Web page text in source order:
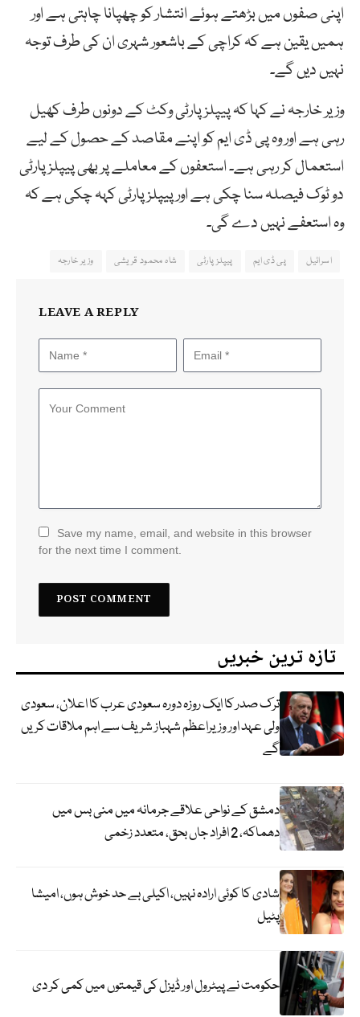
اپنی صفوں میں بڑھتے ہوئے انتشار کو چھپانا چاہتی ہے اور
ہمیں یقین ہے کہ کراچی کے باشعور شہری ان کی طرف توجہ
نہیں دیں گے۔
وزیر خارجہ نے کہا کہ پیپلز پارٹی وکٹ کے دونوں طرف کھیل
رہی ہے اور وہ پی ڈی ایم کو اپنے مقاصد کے حصول کے لیے
استعمال کر رہی ہے۔ استعفوں کے معاملے پر بھی پیپلز پارٹی
دو ٹوک فیصلہ سنا چکی ہے اور پیپلز پارٹی کہہ چکی ہے کہ
وہ استعفے نہیں دے گی۔
اسرائیل پی ڈی ایم پیپلز پارٹی شاہ محمود قریشی وزیر خارجہ
LEAVE A REPLY
Save my name, email, and website in this browser
for the next time I comment.
تازہ ترین خبریں
ترک صدر کا ایک روزہ دورہ سعودی عرب کا اعلان، سعودی
ولی عہد اور وزیراعظم شہباز شریف سے اہم ملاقات کریں
گے
دمشق کے نواحی علاقے جرمانہ میں منی بس میں
دھماکہ، 2 افراد جاں بحق، متعدد زخمی
شادی کا کوئی ارادہ نہیں، اکیلی بے حد خوش ہوں، امیشا
پٹیل
حکومت نے پیٹرول اور ڈیزل کی قیمتوں میں کمی کر دی